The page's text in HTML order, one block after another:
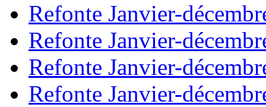
Refonte Janvier-
Refonte Janvier-
Refonte Janvier-
Refonte Janvier-